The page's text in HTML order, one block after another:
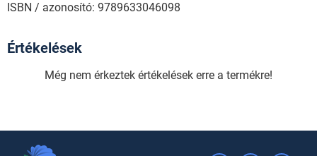
ISBN / azonosító: 9789633046098
Értékelések
Még nem érkeztek értékelések erre a termékre!